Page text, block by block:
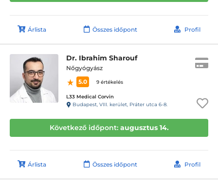
Árlista Összes időpont Profil
Dr. Ibrahim Sharouf
Nőgyógyász
5.0
9 értékelés
L33 Medical Corvin
Budapest, VIII. kerület, Práter utca 6-8.
Következő időpont: augusztus 14.
Árlista Összes időpont Profil